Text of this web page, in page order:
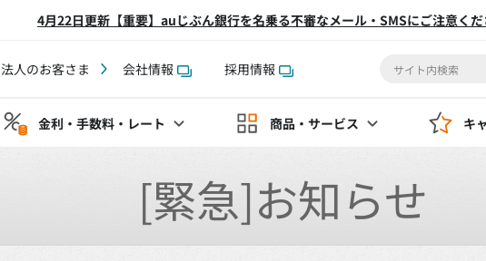
4月22日更新【重要】auじぶん銀行を名乗る不審なメール・SMSにご注意く
法人のお客さま 会社情報 採用情報
金利・手数料・レート 商品・サービス キ
[緊急]お知らせ